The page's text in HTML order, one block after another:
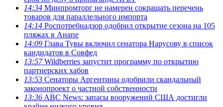
14:34 Минпромторг не намерен сокращать перечень
товаров для параллельного импорта
14:14 Роспотребнадзор одобрил открытие сезона на 105
пляжах в Анапе
14:09 Глава Тувы включил сенатора Нарусову в список
кандидатов в Совфед
13:57Wildberries запустит программу по открытию
партнерских хабов
13:53 Сенаторы Аргентины одобрили скандальный
законопроект о частной собственности
13:36 ABC News: запасы вооружений США достигли